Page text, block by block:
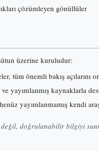
çözümleyen gönüllüler
üzerine kuruludur:
tüm önemli bakış açılarını
yayımlanmış kaynaklarla
yayımlanmamış kendi
doğrulanabilir bilgiyi